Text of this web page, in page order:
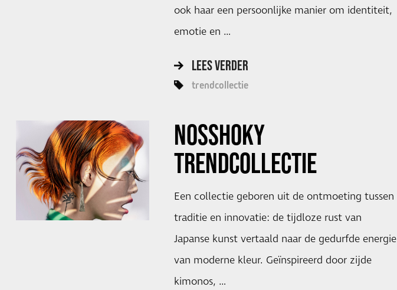
ook haar een persoonlijke manier om identiteit,
emotie en …
LEES VERDER
trendcollectie
NOSSHOKY
TRENDCOLLECTIE
Een collectie geboren uit de ontmoeting tussen
traditie en innovatie: de tijdloze rust van
Japanse kunst vertaald naar de gedurfde energie
van moderne kleur. Geïnspireerd door zijde
kimonos, …